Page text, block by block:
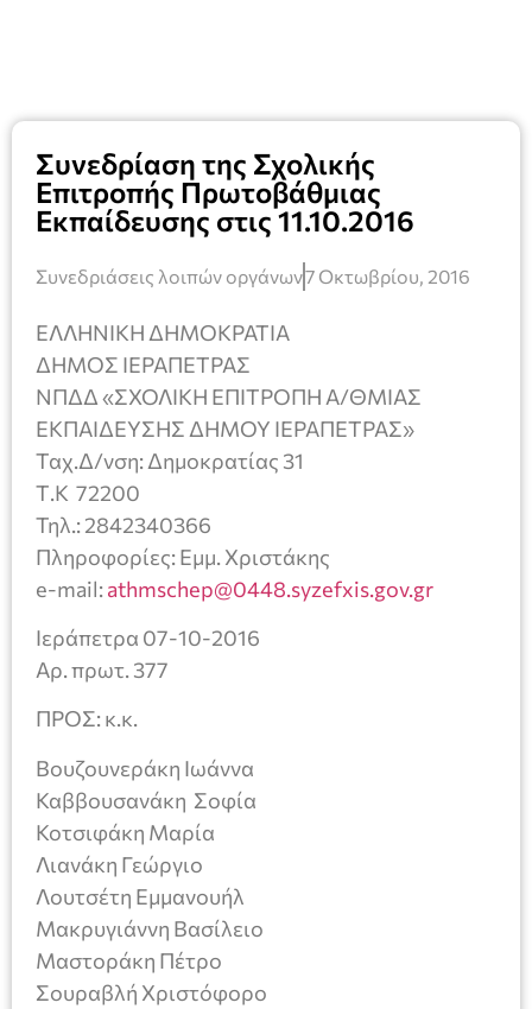
Συνεδρίαση της Σχολικής
Επιτροπής Πρωτοβάθμιας
Εκπαίδευσης στις 11.10.2016
Συνεδριάσεις λοιπών οργάνων7 Οκτωβρίου, 2016
ΕΛΛΗΝΙΚΗ ΔΗΜΟΚΡΑΤΙΑ
ΔΗΜΟΣ ΙΕΡΑΠΕΤΡΑΣ
ΝΠΔΔ «ΣΧΟΛΙΚΗ ΕΠΙΤΡΟΠΗ Α/ΘΜΙΑΣ
ΕΚΠΑΙΔΕΥΣΗΣ ΔΗΜΟΥ ΙΕΡΑΠΕΤΡΑΣ»
Ταχ.Δ/νση: Δημοκρατίας 31
Τ.Κ 72200
Τηλ.: 2842340366
Πληροφορίες: Εμμ. Χριστάκης
e-mail:athmschep@0448.syzefxis.gov.gr
Ιεράπετρα 07-10-2016
Αρ. πρωτ. 377
ΠΡΟΣ: κ.κ.
Βουζουνεράκη Ιωάννα
Καββουσανάκη Σοφία
Κοτσιφάκη Μαρία
Λιανάκη Γεώργιο
Λουτσέτη Εμμανουήλ
Μακρυγιάννη Βασίλειο
Μαστοράκη Πέτρο
Σουραβλή Χριστόφορο